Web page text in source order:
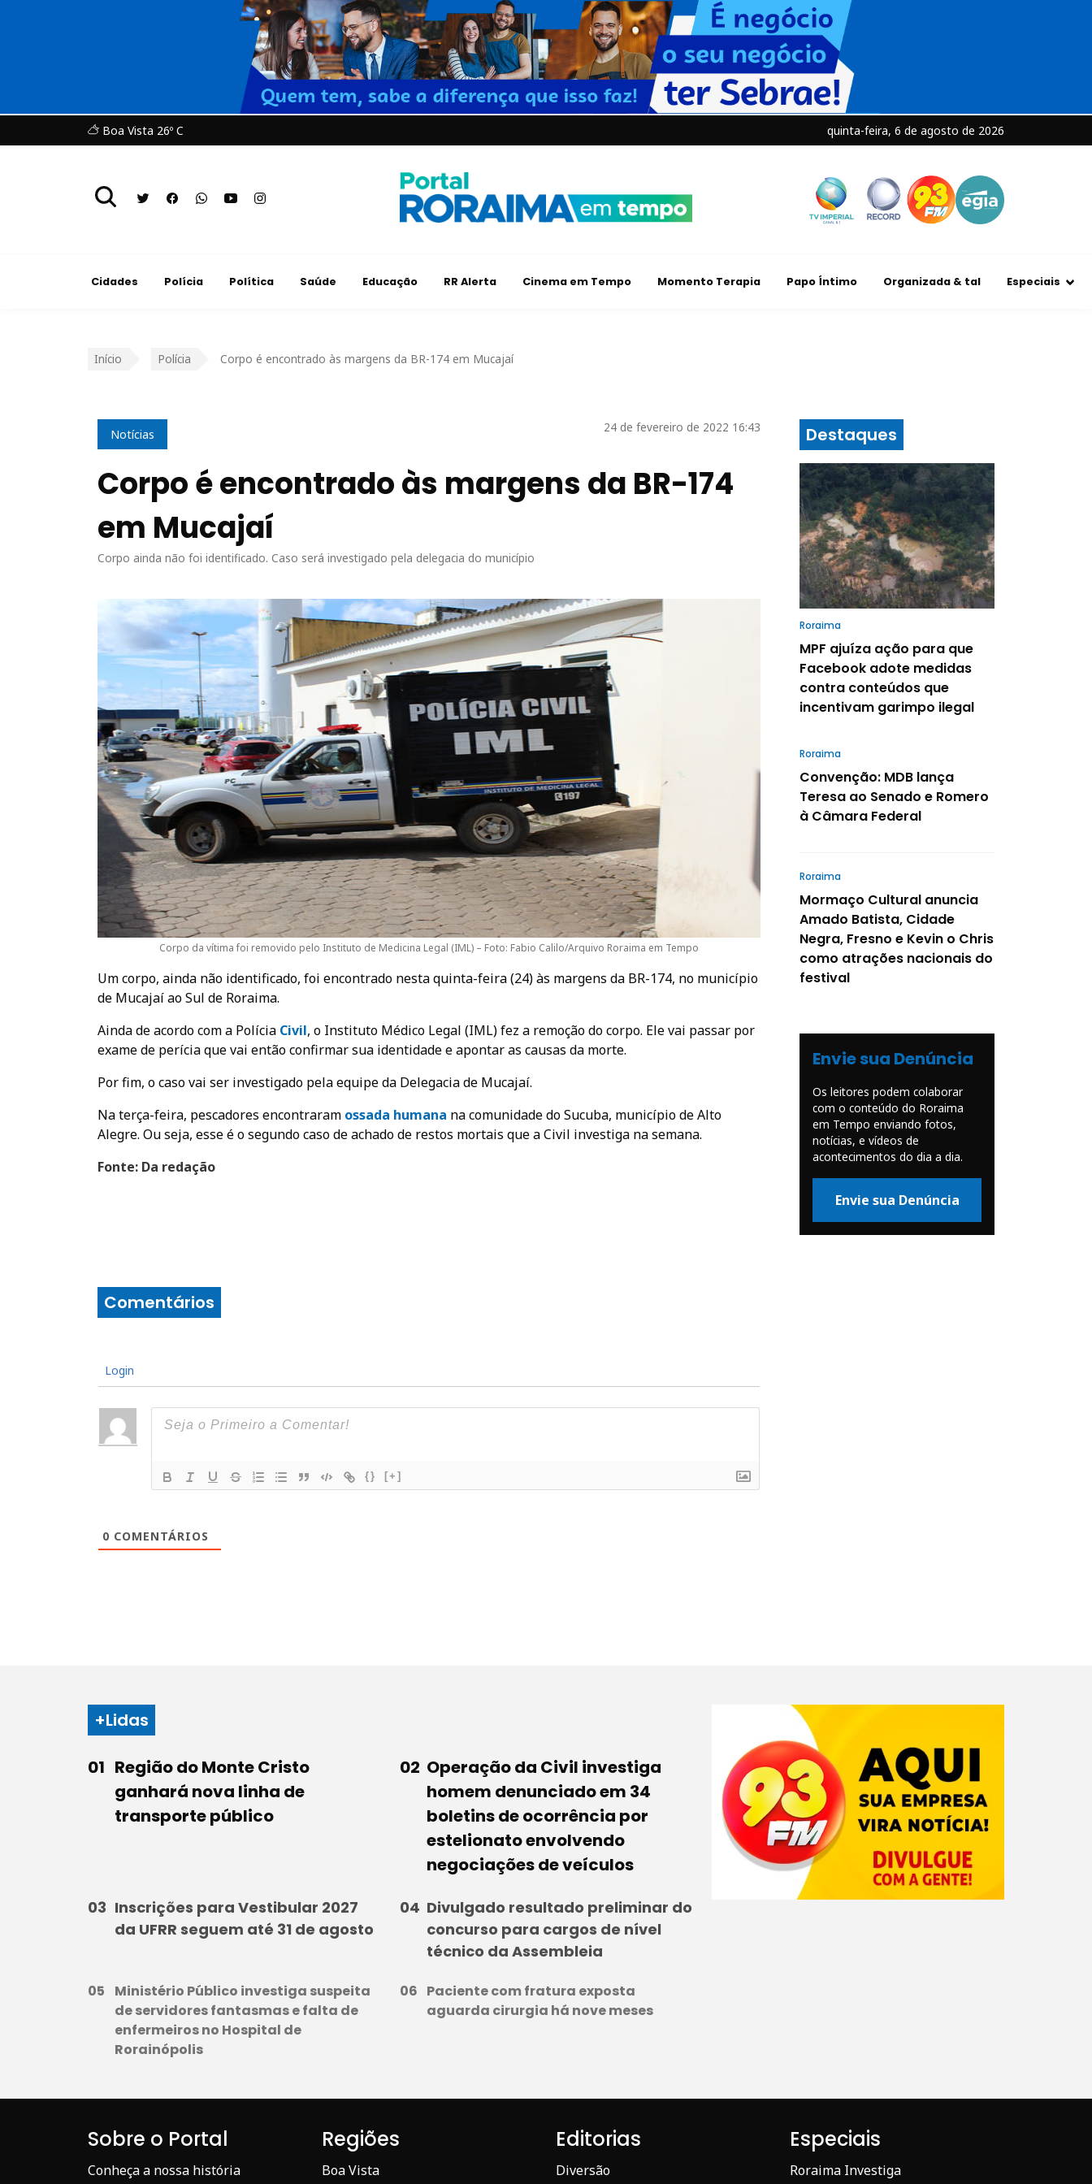
Boa Vista 26º C quinta-feira, 6 de agosto de 2026
Cidades Polícia Política Saúde Educação RR Alerta Cinema em Tempo Momento Terapia Papo Íntimo Organizada & tal Especiais
Início Polícia Corpo é encontrado às margens da BR-174 em Mucajaí
Notícias 24 de fevereiro de 2022 16:43
Corpo é encontrado às margens da BR-174
em Mucajaí
Corpo ainda não foi identificado. Caso será investigado pela delegacia do município
Corpo da vítima foi removido pelo Instituto de Medicina Legal (IML) – Foto: Fabio Calilo/Arquivo Roraima em Tempo
Um corpo, ainda não identificado, foi encontrado nesta quinta-feira (24) às margens da BR-174, no município
de Mucajaí ao Sul de Roraima.
Ainda de acordo com a Polícia Civil, o Instituto Médico Legal (IML) fez a remoção do corpo. Ele vai passar por
exame de perícia que vai então confirmar sua identidade e apontar as causas da morte.
Por fim, o caso vai ser investigado pela equipe da Delegacia de Mucajaí.
Na terça-feira, pescadores encontraram ossada humana na comunidade do Sucuba, município de Alto
Alegre. Ou seja, esse é o segundo caso de achado de restos mortais que a Civil investiga na semana.
Fonte: Da redação
Comentários
Login
{} [+]
0 COMENTÁRIOS
Destaques
Roraima
MPF ajuíza ação para que
Facebook adote medidas
contra conteúdos que
incentivam garimpo ilegal
Roraima
Convenção: MDB lança
Teresa ao Senado e Romero
à Câmara Federal
Roraima
Mormaço Cultural anuncia
Amado Batista, Cidade
Negra, Fresno e Kevin o Chris
como atrações nacionais do
festival
Envie sua Denúncia
Os leitores podem colaborar
com o conteúdo do Roraima
em Tempo enviando fotos,
notícias, e vídeos de
acontecimentos do dia a dia.
Envie sua Denúncia
+Lidas
Região do Monte Cristo
ganhará nova linha de
transporte público
Operação da Civil investiga
homem denunciado em 34
boletins de ocorrência por
estelionato envolvendo
negociações de veículos
Inscrições para Vestibular 2027
da UFRR seguem até 31 de agosto
Divulgado resultado preliminar do
concurso para cargos de nível
técnico da Assembleia
Ministério Público investiga suspeita
de servidores fantasmas e falta de
enfermeiros no Hospital de
Rorainópolis
Paciente com fratura exposta
aguarda cirurgia há nove meses
Sobre o Portal
Conheça a nossa história
Regiões
Boa Vista
Editorias
Diversão
Especiais
Roraima Investiga